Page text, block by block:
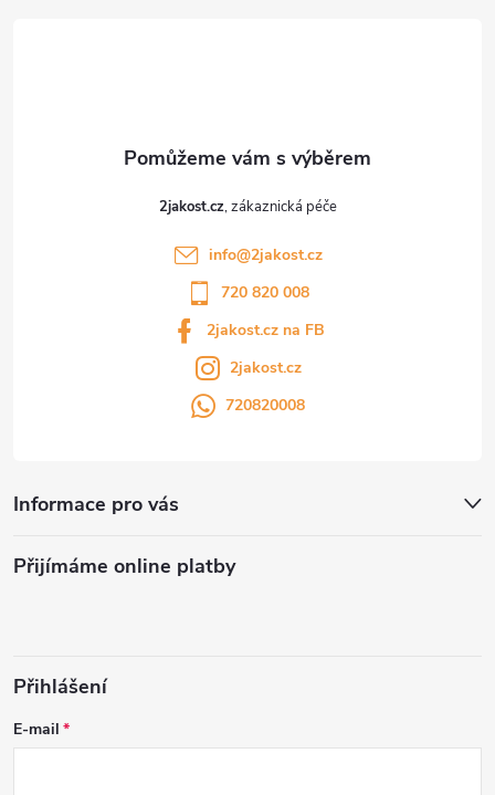
2jakost.cz
info@2jakost.cz
720 820 008
2jakost.cz na FB
2jakost.cz
720820008
Informace pro vás
Přijímáme online platby
Přihlášení
E-mail